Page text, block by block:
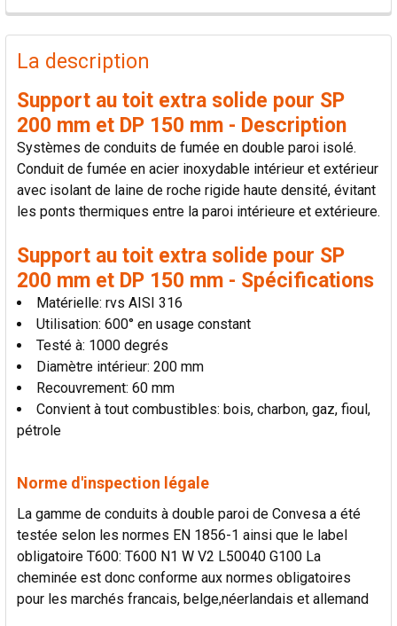
PRODUITS
FRÉQUEMMENT
ACHETÉS
SÉLECTIONNER
AJOUTER
LA
La description
Support au toit extra solide pour SP
200 mm et DP 150 mm - Description
Systèmes de conduits de fumée en double paroi isolé.
Conduit de fumée en acier inoxydable intérieur et extérieur
avec isolant de laine de roche rigide haute densité, évitant
les ponts thermiques entre la paroi intérieure et extérieure.
Support au toit extra solide pour SP
200 mm et DP 150 mm - Spécifications
Matérielle: rvs AISI 316
Utilisation: 600° en usage constant
Testé à: 1000 degrés
Diamètre intérieur: 200 mm
Recouvrement: 60 mm
Convient à tout combustibles: bois, charbon, gaz, fioul,
pétrole
Norme d'inspection légale
La gamme de conduits à double paroi de Convesa a été
testée selon les normes EN 1856-1 ainsi que le label
obligatoire T600: T600 N1 W V2 L50040 G100 La
cheminée est donc conforme aux normes obligatoires
pour les marchés francais, belge,néerlandais et allemand